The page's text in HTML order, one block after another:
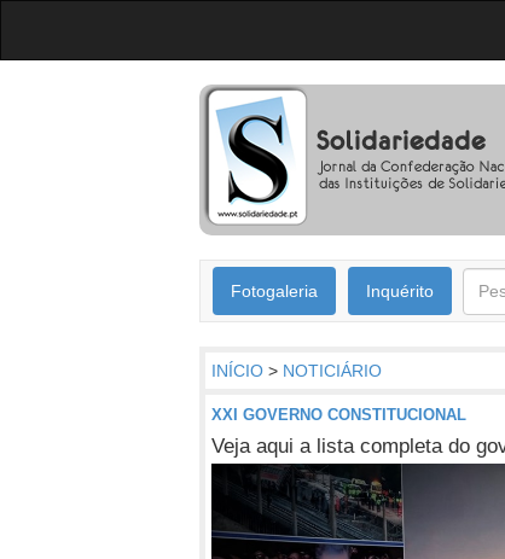
Fotogaleria Inquérito
INÍCIO > NOTICIÁRIO
XXI GOVERNO CONSTITUCIONAL
Veja aqui a lista completa do